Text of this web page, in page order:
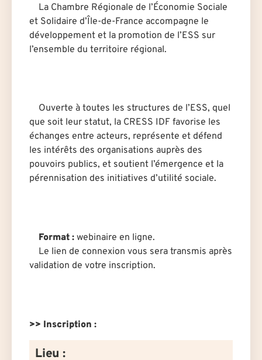
La Chambre Régionale de l’Économie Sociale
et Solidaire d’Île-de-France accompagne le
développement et la promotion de l’ESS sur
l’ensemble du territoire régional.
Ouverte à toutes les structures de l’ESS, quel
que soit leur statut, la CRESS IDF favorise les
échanges entre acteurs, représente et défend
les intérêts des organisations auprès des
pouvoirs publics, et soutient l’émergence et la
pérennisation des initiatives d’utilité sociale.
Format : webinaire en ligne.
Le lien de connexion vous sera transmis après
validation de votre inscription.
>> Inscription :
Lieu :